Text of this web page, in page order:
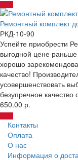
Ремонтный комплект
РКД-10-90
Успейте приобрести
выгодной цене
хорошо
качество!
усовершенствовать
безупречное качество
650.00 р.
Контакты
Оплата
О нас
Информация о